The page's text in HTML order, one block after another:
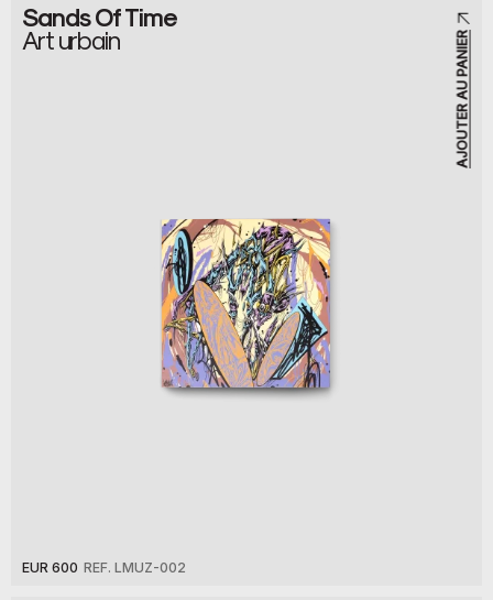
AJOUTER AU PANIER
Sands Of Time
Art urbain
EUR 600 REF. LMUZ-002